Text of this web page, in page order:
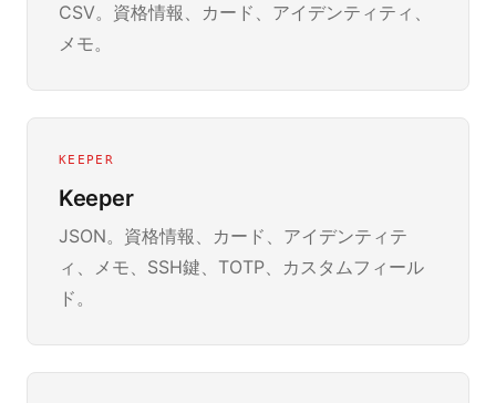
CSV。資格情報、カード、アイデンティティ、
メモ。
KEEPER
Keeper
JSON。資格情報、カード、アイデンティテ
ィ、メモ、SSH鍵、TOTP、カスタムフィール
ド。